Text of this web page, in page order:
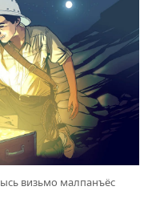
визьмо малпанъёс